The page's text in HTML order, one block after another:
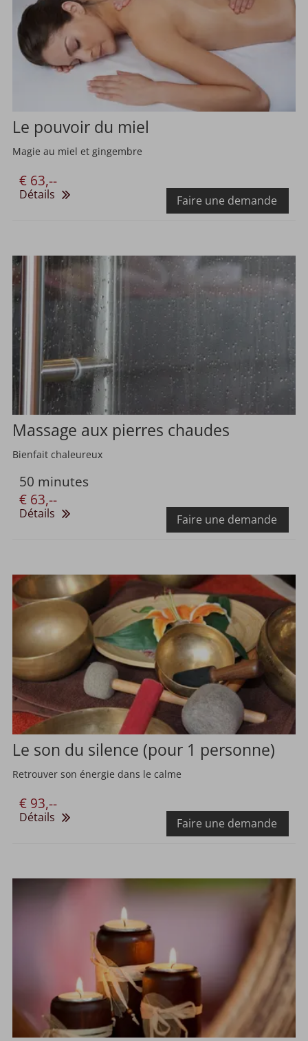
Le pouvoir du miel
Magie au miel et gingembre
€ 63,--
Faire une demande
Détails
Massage aux pierres chaudes
Bienfait chaleureux
50 minutes
€ 63,--
Faire une demande
Détails
Le son du silence (pour 1 personne)
Retrouver son énergie dans le calme
€ 93,--
Faire une demande
Détails